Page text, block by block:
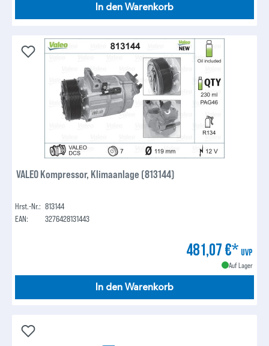
In den Warenkorb
VALEO Kompressor, Klimaanlage (813144)
Hrst.-Nr.: 813144
EAN:
3276428131443
481,07 €* UVP
Auf Lager
In den Warenkorb